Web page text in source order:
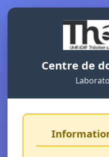
Centre de